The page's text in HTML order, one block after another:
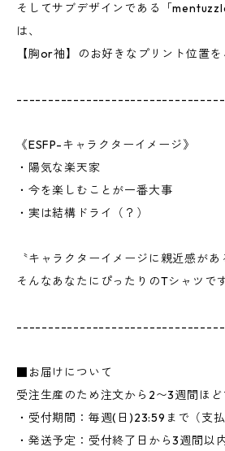
そしてサブデザインである「
は、
【胸or袖】のお好きなプリント位置を
《ESFP-キャラクターイメージ》
・陽気な楽天家
・今を楽しむことが一番大事
・実は結構ドライ（？）
〝キャラクターイメージに親近感があ
そんなあなたにぴったりのTシャツで
■お届けについて
受注生産のため注文から2〜3週間ほ
・受付期間：毎週(日)23:59まで（支払
・発送予定：受付終了日から3週間以